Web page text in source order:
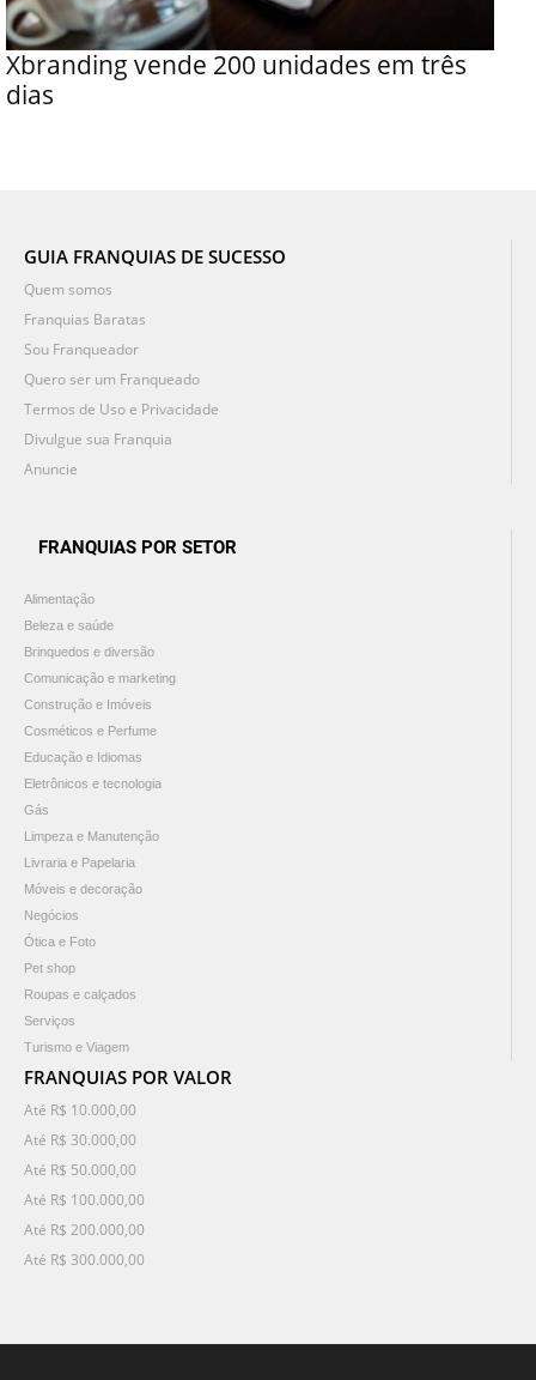
Xbranding vende 200 unidades em três
dias
GUIA FRANQUIAS DE SUCESSO
Quem somos
Franquias Baratas
Sou Franqueador
Quero ser um Franqueado
Termos de Uso e Privacidade
Divulgue sua Franquia
Anuncie
FRANQUIAS POR SETOR
Alimentação
Beleza e saúde
Brinquedos e diversão
Comunicação e marketing
Construção e Imóveis
Cosméticos e Perfume
Educação e Idiomas
Eletrônicos e tecnologia
Gás
Limpeza e Manutenção
Livraria e Papelaria
Móveis e decoração
Negócios
Ótica e Foto
Pet shop
Roupas e calçados
Serviços
Turismo e Viagem
FRANQUIAS POR VALOR
Até R$ 10.000,00
Até R$ 30.000,00
Até R$ 50.000,00
Até R$ 100.000,00
Até R$ 200.000,00
Até R$ 300.000,00